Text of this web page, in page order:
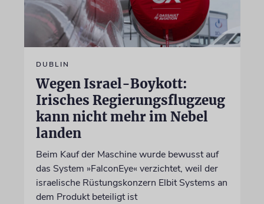
DUBLIN
Wegen Israel-Boykott:
Irisches Regierungsflugzeug
kann nicht mehr im Nebel
landen
Beim Kauf der Maschine wurde bewusst auf
das System »FalconEye« verzichtet, weil der
israelische Rüstungskonzern Elbit Systems an
dem Produkt beteiligt ist